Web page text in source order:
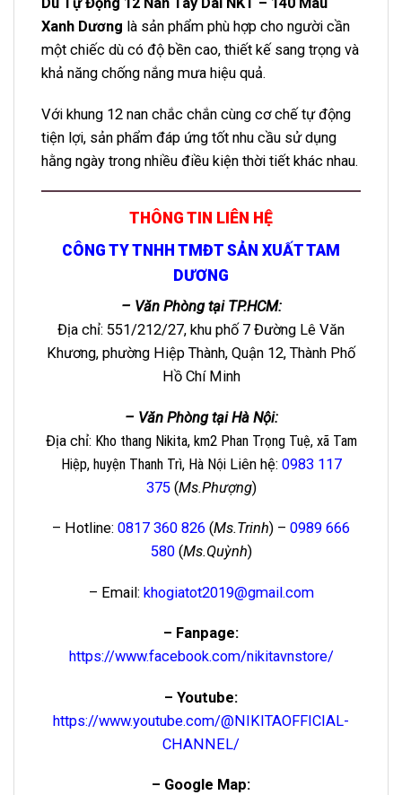
Xanh Dương là sản phẩm phù hợp cho người cần
một chiếc dù có độ bền cao, thiết kế sang trọng và
khả năng chống nắng mưa hiệu quả.
Với khung 12 nan chắc chắn cùng cơ chế tự động
tiện lợi, sản phẩm đáp ứng tốt nhu cầu sử dụng
hằng ngày trong nhiều điều kiện thời tiết khác nhau.
THÔNG TIN LIÊN HỆ
CÔNG TY TNHH TMĐT SẢN XUẤT TAM
DƯƠNG
– Văn Phòng tại TP.HCM:
Địa chỉ: 551/212/27, khu phố 7 Đường Lê Văn
Khương, phường Hiệp Thành, Quận 12, Thành Phố
Hồ Chí Minh
– Văn Phòng tại Hà Nội:
Địa chỉ: Kho thang Nikita, km2 Phan Trọng Tuệ, xã Tam
Hiệp, huyện Thanh Trì, Hà Nội Liên hệ: 0983 117
375(Ms.Phượng)
– Hotline: 0817 360 826 (Ms.Trinh) – 0989 666
580(Ms.Quỳnh)
– Email: khogiatot2019@gmail.com
– Fanpage:
https://www.facebook.com/nikitavnstore/
– Youtube:
https://www.youtube.com/@NIKITAOFFICIAL-
CHANNEL/
– Google Map: